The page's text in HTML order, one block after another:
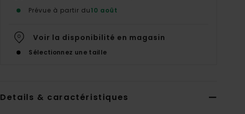
Prévue à partir du10 août
Voir la disponibilité en magasin
Sélectionnez une taille
Details & caractéristiques